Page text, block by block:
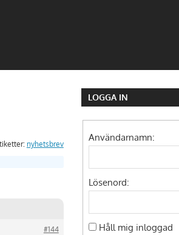
nyhetsbrev
#144
LOGGA IN
Användarnamn:
Lösenord:
Håll mig inloggad